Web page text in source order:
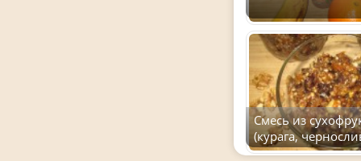
Смесь из
(курага,
орехи, мед,